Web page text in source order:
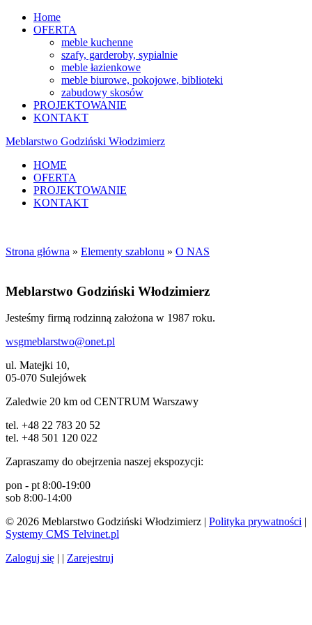
Home
OFERTA
meble kuchenne
szafy, garderoby, sypialnie
meble łazienkowe
meble biurowe, pokojowe, biblioteki
zabudowy skosów
PROJEKTOWANIE
KONTAKT
Meblarstwo Godziński Włodzimierz
HOME
OFERTA
PROJEKTOWANIE
KONTAKT
Strona główna » Elementy szablonu » O NAS
Meblarstwo Godziński Włodzimierz
Jesteśmy firmą rodzinną założona w 1987 roku.
wsgmeblarstwo@onet.pl
ul. Matejki 10,
05-070 Sulejówek
Zaledwie 20 km od CENTRUM Warszawy
tel. +48 22 783 20 52
tel. +48 501 120 022
Zapraszamy do obejrzenia naszej ekspozycji:
pon - pt 8:00-19:00
sob 8:00-14:00
© 2026 Meblarstwo Godziński Włodzimierz | Polityka prywatności |
Systemy CMS Telvinet.pl
Zaloguj się | | Zarejestruj